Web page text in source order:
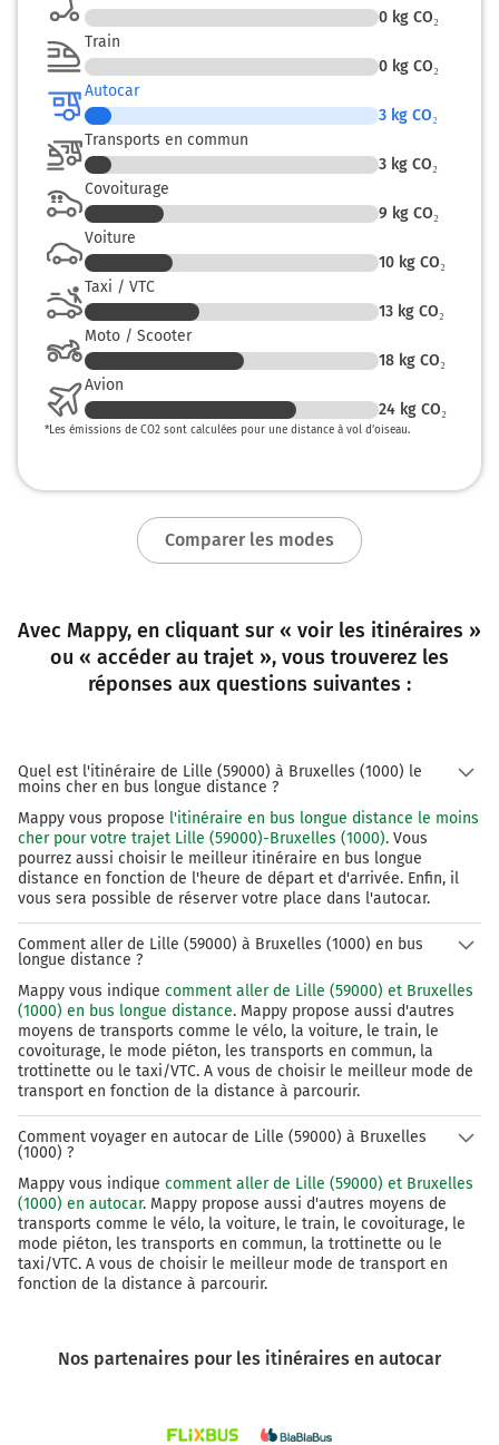
0 kg CO₂
Train
0 kg CO₂
Autocar
3 kg CO₂
Transports en commun
3 kg CO₂
Covoiturage
9 kg CO₂
Voiture
10 kg CO₂
Taxi / VTC
13 kg CO₂
Moto / Scooter
18 kg CO₂
Avion
24 kg CO₂
*Les émissions de CO2 sont calculées pour une distance à vol d’oiseau.
Comparer les modes
Avec Mappy, en cliquant sur « voir les itinéraires »
ou « accéder au trajet », vous trouverez les
réponses aux questions suivantes :
Quel est l'itinéraire de Lille (59000) à Bruxelles (1000) le
moins cher en bus longue distance ?
Mappy vous propose l'itinéraire en bus longue distance le moins
cher pour votre trajet Lille (59000)-Bruxelles (1000). Vous
pourrez aussi choisir le meilleur itinéraire en bus longue
distance en fonction de l'heure de départ et d'arrivée. Enfin, il
vous sera possible de réserver votre place dans l'autocar.
Comment aller de Lille (59000) à Bruxelles (1000) en bus
longue distance ?
Mappy vous indique comment aller de Lille (59000) et Bruxelles
(1000) en bus longue distance. Mappy propose aussi d'autres
moyens de transports comme le vélo, la voiture, le train, le
covoiturage, le mode piéton, les transports en commun, la
trottinette ou le taxi/VTC. A vous de choisir le meilleur mode de
transport en fonction de la distance à parcourir.
Comment voyager en autocar de Lille (59000) à Bruxelles
(1000) ?
Mappy vous indique comment aller de Lille (59000) et Bruxelles
(1000) en autocar. Mappy propose aussi d'autres moyens de
transports comme le vélo, la voiture, le train, le covoiturage, le
mode piéton, les transports en commun, la trottinette ou le
taxi/VTC. A vous de choisir le meilleur mode de transport en
fonction de la distance à parcourir.
Nos partenaires pour les itinéraires en autocar